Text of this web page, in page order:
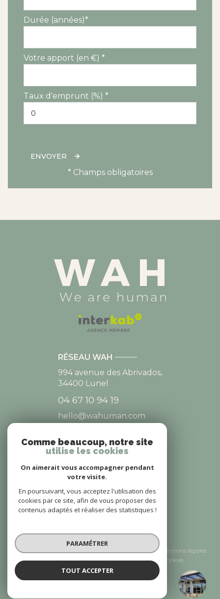
Durée (années)*
Votre apport (en €) *
Taux d'emprunt (%) *
ENVOYER
* Champs obligatoires
WAH Saint-Gély-du-Fesc
RÉSEAU WAH
994 avenue des Abrivados,
34400 Lunel
04 67 10 94 19
hello@wahuman.com
NOS RÉSEAUX
NOUS SUIVRE
Nos honoraires
Nos partenaires
Mentions légales
Admin
Politique RGPD Cookies
Réalisé par :
Comme beaucoup, notre site
utilise les cookies
On aimerait vous accompagner pendant
votre visite.
En poursuivant, vous acceptez l'utilisation des
cookies par ce site, afin de vous proposer des
contenus adaptés et réaliser des statistiques !
PARAMÉTRER
TOUT ACCEPTER